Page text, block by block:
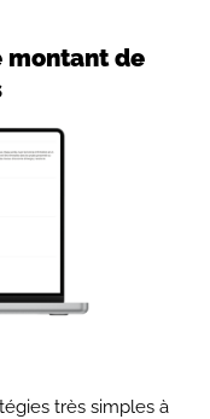
montant de
très simples à